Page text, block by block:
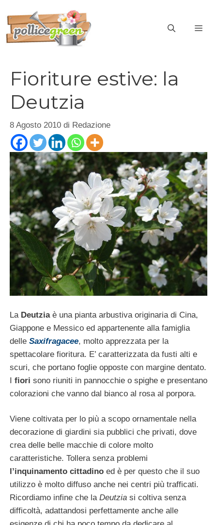
contenuto
Fioriture estive: la
Deutzia
8 Agosto 2010 di Redazione
La Deutziaè una pianta arbustiva originaria di Cina,
Giappone e Messico ed appartenente alla famiglia
delle Saxifragacee, molto apprezzata per la
spettacolare fioritura. E’ caratterizzata da fusti alti e
scuri, che portano foglie opposte con margine dentato.
I fiori sono riuniti in pannocchie o spighe e presentano
colorazioni che vanno dal bianco al rosa al porpora.
Viene coltivata per lo più a scopo ornamentale nella
decorazione di giardini sia pubblici che privati, dove
crea delle belle macchie di colore molto
caratteristiche. Tollera senza problemi
l’inquinamento cittadino ed è per questo che il suo
utilizzo è molto diffuso anche nei centri più trafficati.
Ricordiamo infine che la Deutzia si coltiva senza
difficoltà, adattandosi perfettamente anche alle